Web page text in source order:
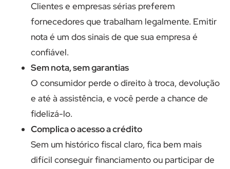
Clientes e empresas sérias preferem
fornecedores que trabalham legalmente. Emitir
nota é um dos sinais de que sua empresa é
confiável.
Sem nota, sem garantias
O consumidor perde o direito à troca, devolução
e até à assistência, e você perde a chance de
fidelizá-lo.
Complica o acesso a crédito
Sem um histórico fiscal claro, fica bem mais
difícil conseguir financiamento ou participar de